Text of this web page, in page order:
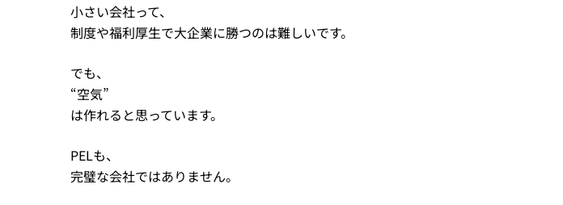
小さい会社って、
制度や福利厚生で大企業に勝つのは難しいです。
でも、
“空気”
は作れると思っています。
PELも、
完璧な会社ではありません。